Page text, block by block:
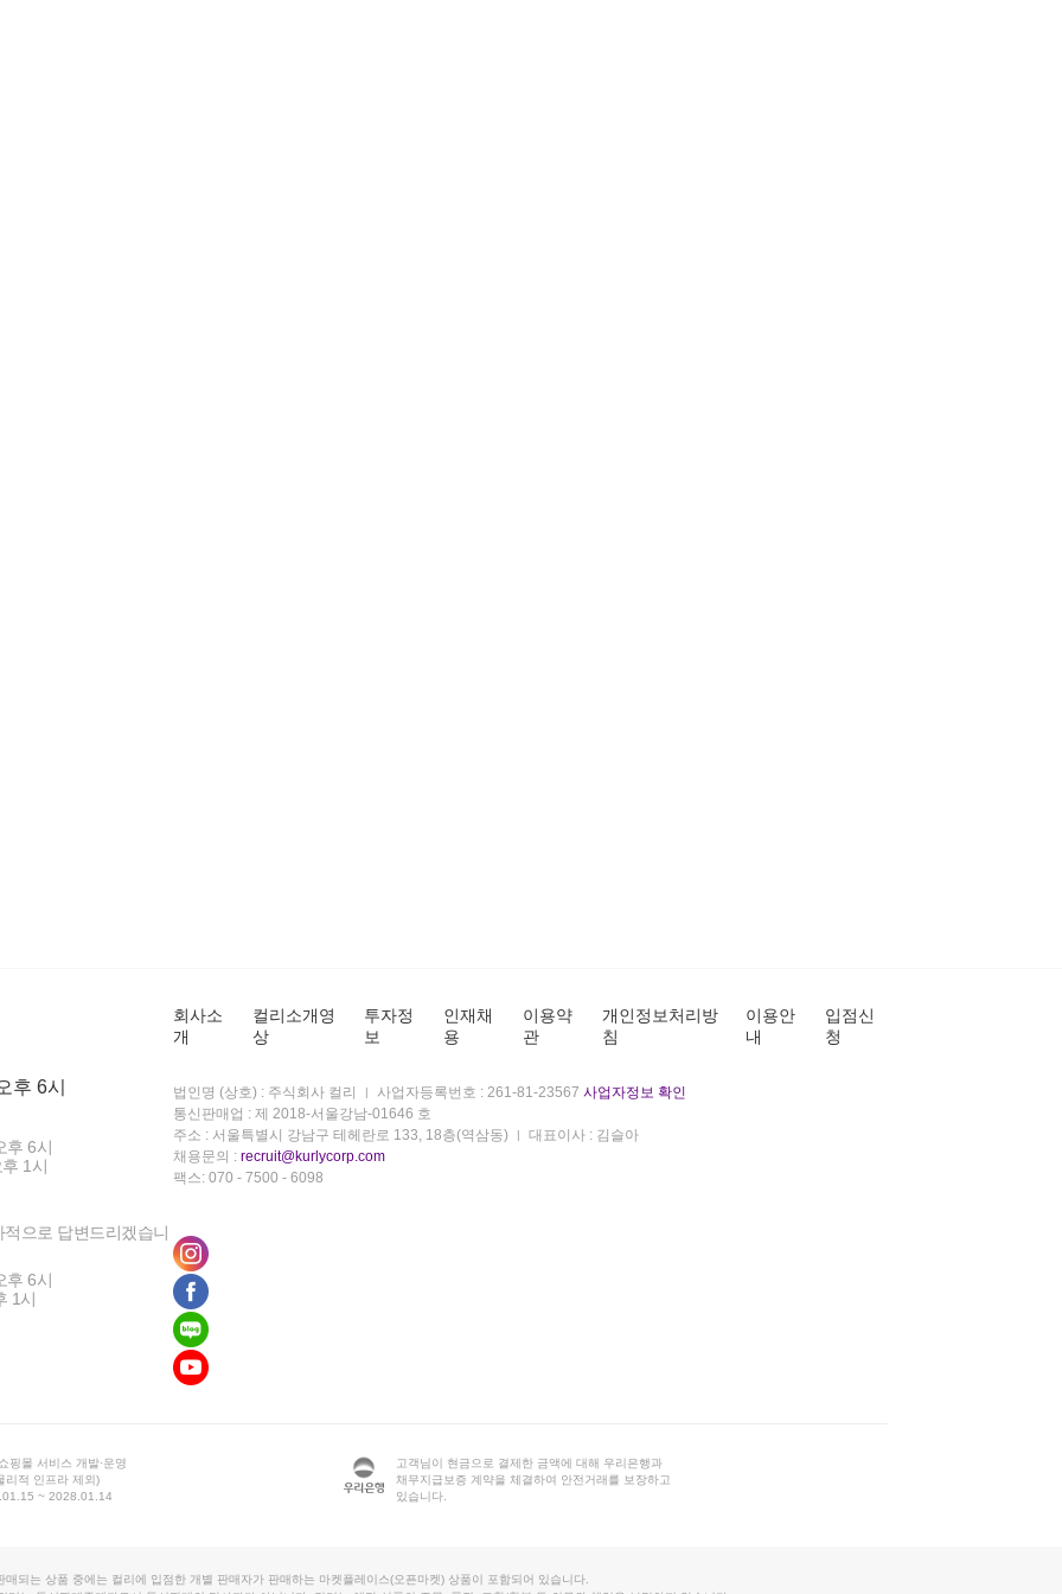
후 6시
후 6시
1시
으로 답변드리겠습니
후 6시
1시
회사소
개
컬리소개영
상
투자정
보
인재채
용
이용약
관
개인정보처리방
침
이용안
내
입점신
청
법인명 (상호) : 주식회사 컬리 사업자등록번호 : 261-81-23567 사업자정보 확인
통신판매업 : 제 2018-서울강남-01646 호
주소 : 서울특별시 강남구 테헤란로 133, 18층(역삼동)
대표이사 : 김슬아
채용문의 : recruit@kurlycorp.com
팩스: 070 - 7500 - 6098
핑몰 서비스 개발·운영
리적 인프라 제외)
~ 2028.01.14
고객님이 현금으로 결제한 금액에 대해 우리은행과
채무지급보증 계약을 체결하여 안전거래를 보장하고
있습니다.
매되는 상품 중에는 컬리에 입점한 개별 판매자가 판매하는 마켓플레이스(오픈마켓) 상품이 포함되어 있습니다.